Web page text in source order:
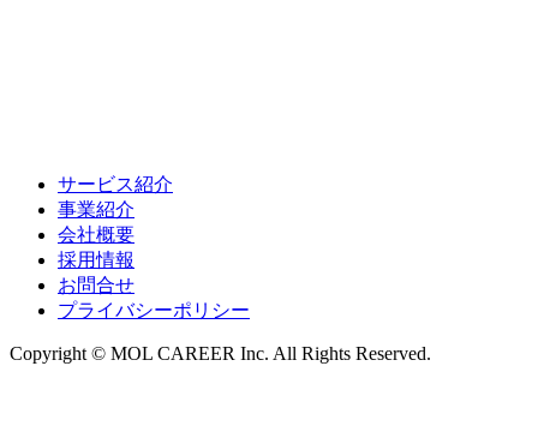
サービス紹介
事業紹介
会社概要
採用情報
お問合せ
プライバシーポリシー
Copyright © MOL CAREER Inc. All Rights Reserved.